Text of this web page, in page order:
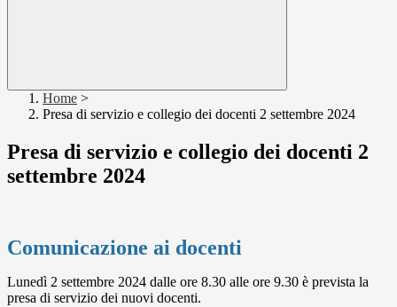
Home >
Presa di servizio e collegio dei docenti 2 settembre 2024
Presa di servizio e collegio dei docenti 2
settembre 2024
Comunicazione ai docenti
Lunedì 2 settembre 2024 dalle ore 8.30 alle ore 9.30 è prevista la
presa di servizio dei nuovi docenti.